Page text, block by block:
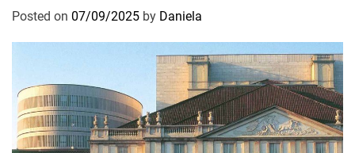
r
e
W
i
l
d
Posted on 07/09/2025 by Daniela